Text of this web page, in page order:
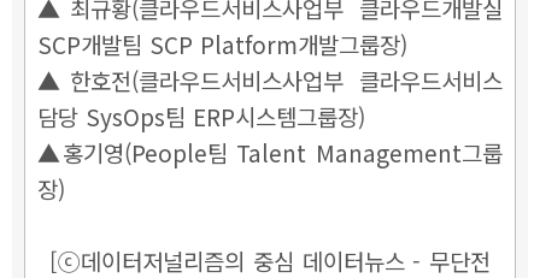
▲최규황(클라우드서비스사업부 클라우드개발실
SCP개발팀 SCP Platform개발그룹장)
▲한호전(클라우드서비스사업부 클라우드서비스
담당 SysOps팀 ERP시스템그룹장)
▲홍기영(People팀 Talent Management그룹
장)
[ⓒ데이터저널리즘의 중심 데이터뉴스 - 무단전